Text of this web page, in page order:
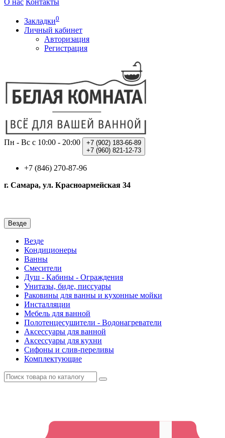
О нас Контакты
Закладки0
Личный кабинет
Авторизация
Регистрация
Пн - Вс с 10:00 - 20:00 +7 (902) 183-66-89
+7 (960) 821-12-73
+7 (846) 270-87-96
г. Самара, ул. Красноармейская 34
Везде
Везде
Кондиционеры
Ванны
Смесители
Душ - Кабины - Ограждения
Унитазы, биде, писсуары
Раковины для ванны и кухонные мойки
Инсталляции
Мебель для ванной
Полотенцесушители - Водонагреватели
Аксессуары для ванной
Аксессуары для кухни
Сифоны и слив-переливы
Комплектующие